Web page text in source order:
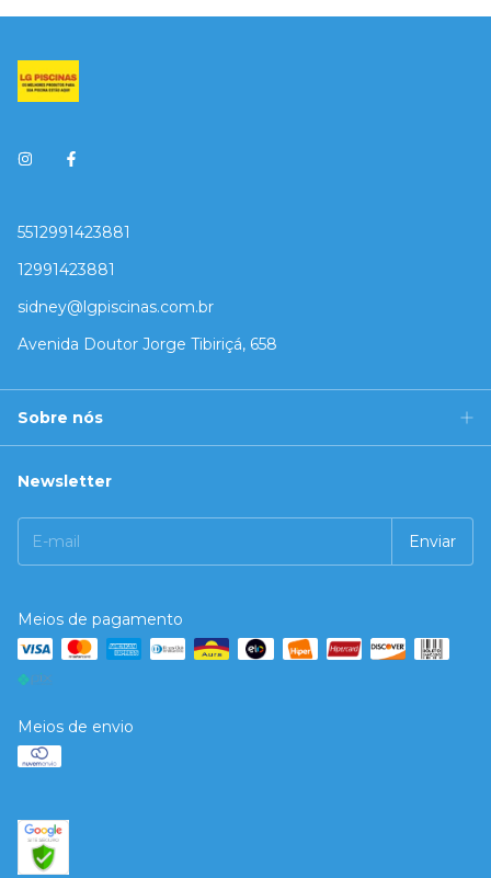
5512991423881
12991423881
sidney@lgpiscinas.com.br
Avenida Doutor Jorge Tibiriçá, 658
Sobre nós
Newsletter
Meios de pagamento
Meios de envio